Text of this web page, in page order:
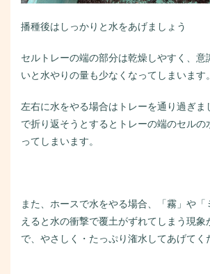
播種後はしっかりと水をあげましょう
セルトレーの端の部分は乾燥しやすく、意
いと水やりの量も少なくなってしまいます。
左右に水をやる場合はトレーを通り過ぎま
で折り返そうとするとトレーの端のセルの
ってしまいます。
また、ホースで水をやる場合、「霧」や
えると水の衝撃で覆土がずれてしまう現象
で、やさしく・たっぷり潅水してあげてく